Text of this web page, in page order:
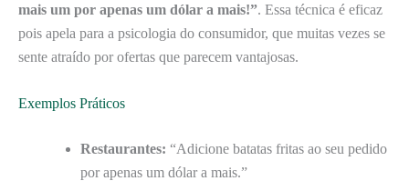
mais um por apenas um dólar a mais!”. Essa técnica é eficaz
pois apela para a psicologia do consumidor, que muitas vezes se
sente atraído por ofertas que parecem vantajosas.
Exemplos Práticos
Restaurantes: “Adicione batatas fritas ao seu pedido
por apenas um dólar a mais.”